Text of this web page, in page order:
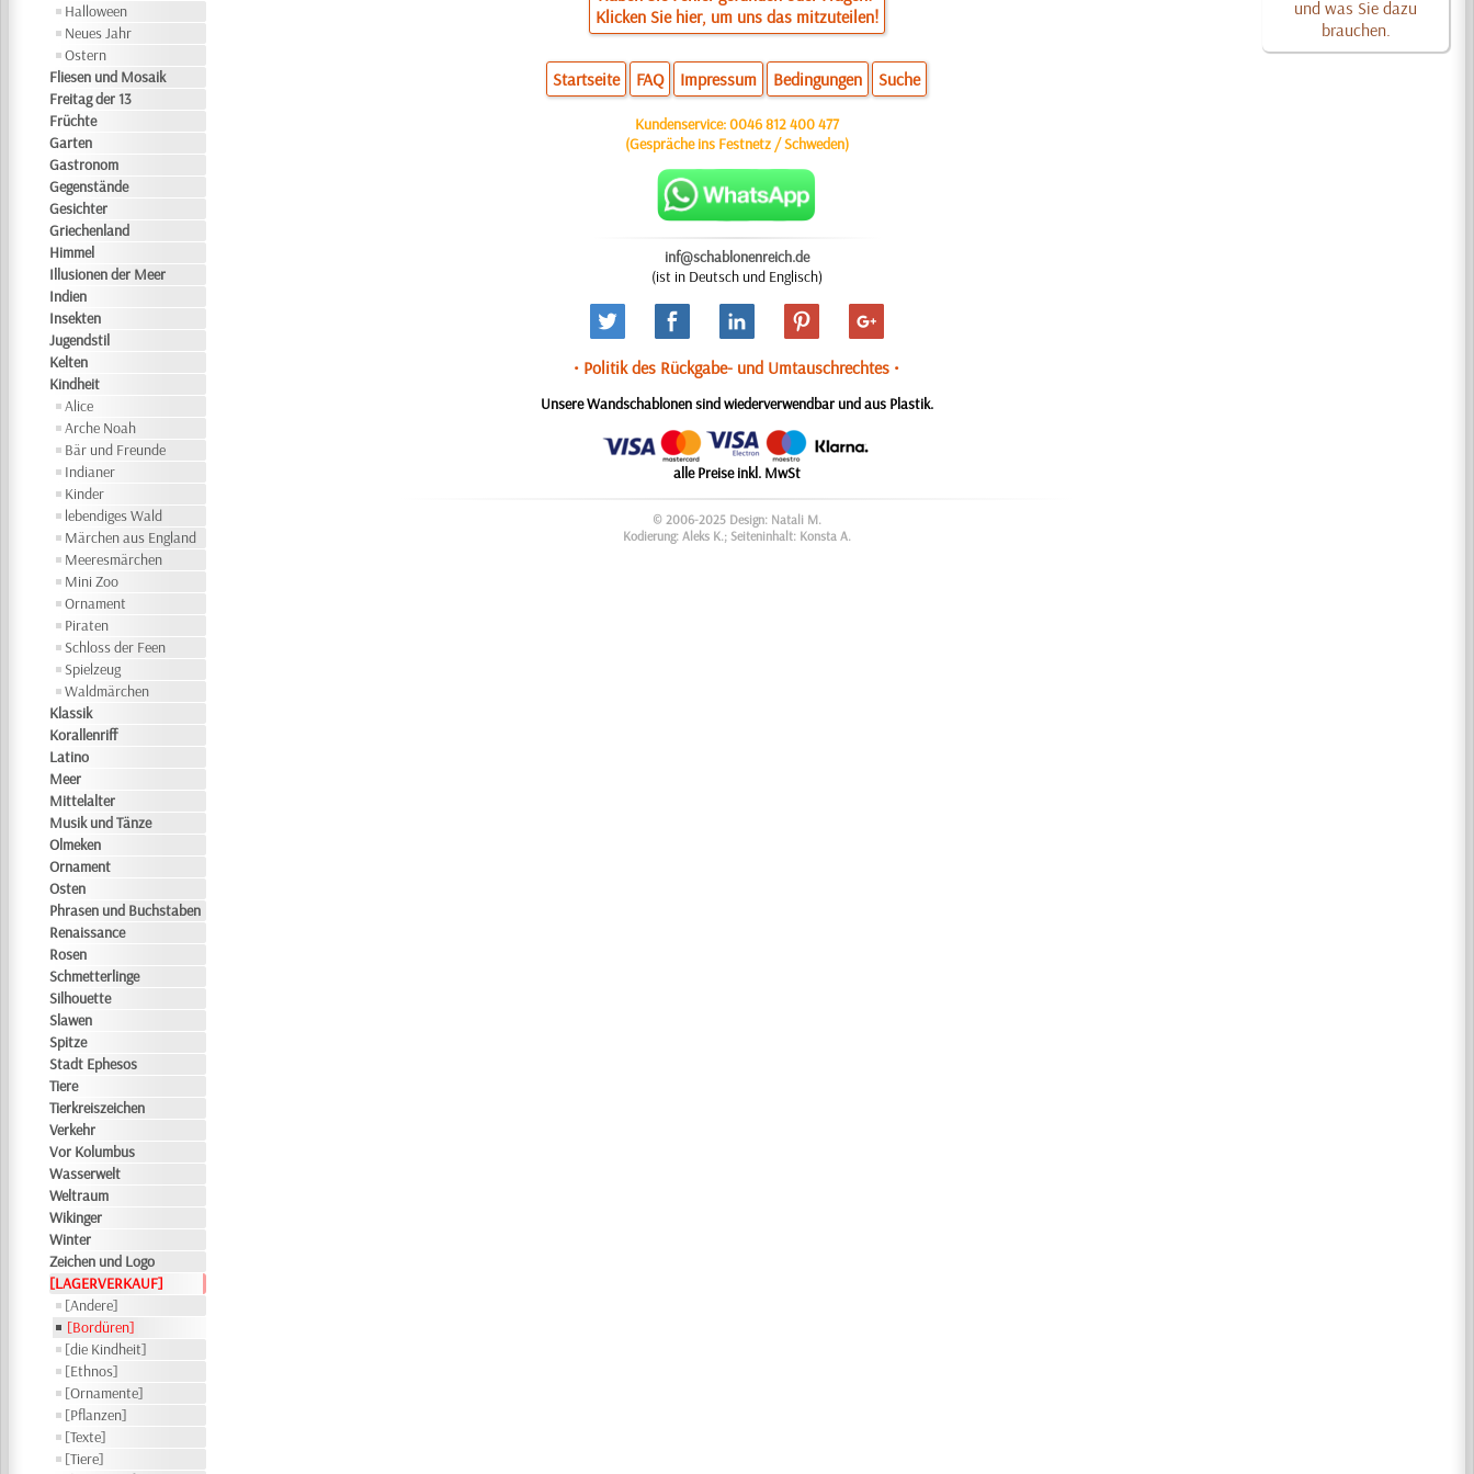
Halloween
Neues Jahr
Ostern
Fliesen und Mosaik
Freitag der 13
Früchte
Garten
Gastronom
Gegenstände
Gesichter
Griechenland
Himmel
Illusionen der Meer
Indien
Insekten
Jugendstil
Kelten
Kindheit
Alice
Arche Noah
Bär und Freunde
Indianer
Kinder
lebendiges Wald
Märchen aus England
Meeresmärchen
Mini Zoo
Ornament
Piraten
Schloss der Feen
Spielzeug
Waldmärchen
Klassik
Korallenriff
Latino
Meer
Mittelalter
Musik und Tänze
Olmeken
Ornament
Osten
Phrasen und Buchstaben
Renaissance
Rosen
Schmetterlinge
Silhouette
Slawen
Spitze
Stadt Ephesos
Tiere
Tierkreiszeichen
Verkehr
Vor Kolumbus
Wasserwelt
Weltraum
Wikinger
Winter
Zeichen und Logo
[LAGERVERKAUF]
[Andere]
[Bordüren]
[die Kindheit]
[Ethnos]
[Ornamente]
[Pflanzen]
[Texte]
[Tiere]
und was Sie dazu
brauchen.
Klicken Sie hier, um uns das mitzuteilen!
Startseite FAQ Impressum Bedingungen Suche
Kundenservice:0046 812 400 477
(Gespräche ins Festnetz / Schweden)
inf@schablonenreich.de
(ist in Deutsch und Englisch)
• Politik des Rückgabe- und Umtauschrechtes •
Unsere Wandschablonen sind wiederverwendbar und aus Plastik.
alle Preise inkl. MwSt
© 2006-2025 Design: Natali M.
Kodierung: Aleks K.; Seiteninhalt: Konsta A.